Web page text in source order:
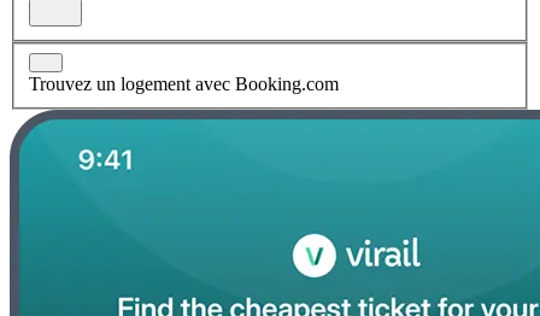
Trouvez un logement avec Booking.com